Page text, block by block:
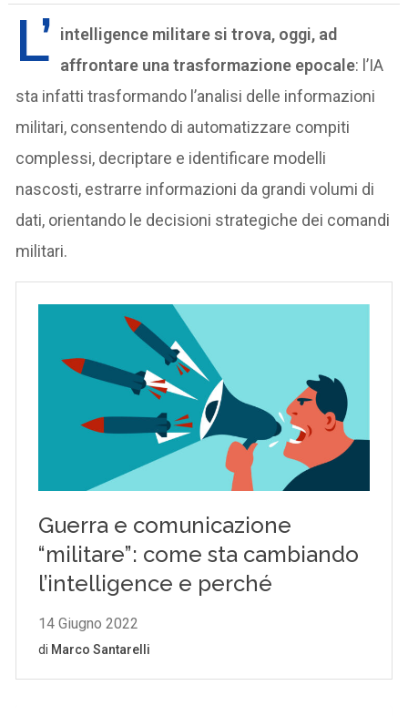
L’ intelligence militare si trova, oggi, ad
affrontare una trasformazione epocale: l’IA
sta infatti trasformando l’analisi delle informazioni
militari, consentendo di automatizzare compiti
complessi, decriptare e identificare modelli
nascosti, estrarre informazioni da grandi volumi di
dati, orientando le decisioni strategiche dei comandi
militari.